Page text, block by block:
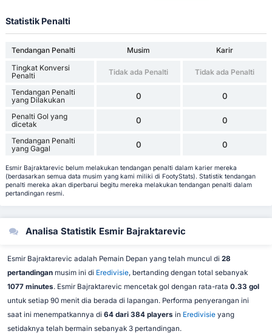
Statistik Penalti
Tendangan Penalti Musim
Karir
Tingkat Konversi
Penalti
Tidak ada Penalti Tidak ada Penalti
Tendangan Penalti
yang Dilakukan
0 0
Penalti Gol yang
dicetak
0 0
Tendangan Penalti
yang Gagal
0 0
Esmir Bajraktarevic belum melakukan tendangan penalti dalam karier mereka
(berdasarkan semua data musim yang kami miliki di FootyStats). Statistik tendangan
penalti mereka akan diperbarui begitu mereka melakukan tendangan penalti dalam
pertandingan resmi.
Analisa Statistik Esmir Bajraktarevic
Esmir Bajraktarevic adalah Pemain Depan yang telah muncul di 28
pertandinganmusim ini di Eredivisie, bertanding dengan total sebanyak
1077 minutes. Esmir Bajraktarevic mencetak gol dengan rata-rata 0.33 gol
untuk setiap 90 menit dia berada di lapangan. Performa penyerangan ini
saat ini menempatkannya di 64 dari 384 players in Eredivisieyang
setidaknya telah bermain sebanyak 3 pertandingan.